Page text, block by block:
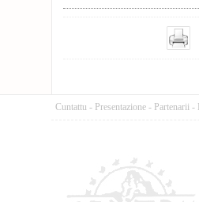
Cuntattu - Presentazione - Partenarii -